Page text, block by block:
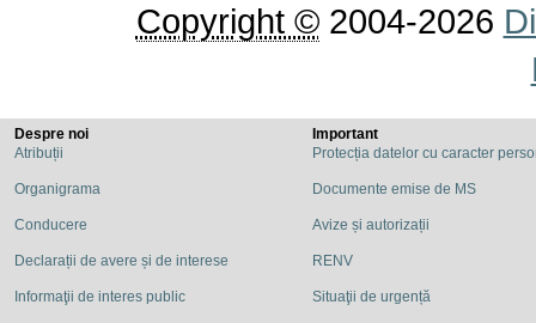
Copyright ©2004-2026
Despre noi
Atribuții
Organigrama
Conducere
Declarații de avere și de interese
Informaţii de interes public
Important
Protecția datelor cu caracter
Documente emise de MS
Avize și autorizații
RENV
Situaţii de urgență